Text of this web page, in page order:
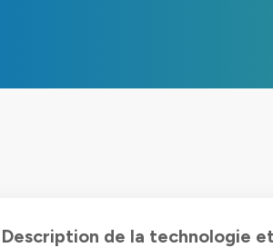
Description de la technologie